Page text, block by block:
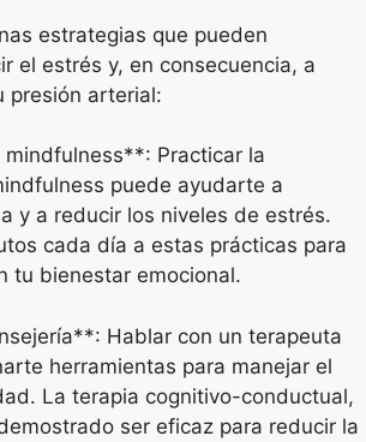
estrategias que pueden
el estrés y, en consecuencia, a
presión arterial:
Practicar la
puede ayudarte a
y a reducir los niveles de estrés.
cada día a estas prácticas para
tu bienestar emocional.
Hablar con un terapeuta
herramientas para manejar el
La terapia cognitivo-conductual,
ser eficaz para reducir la